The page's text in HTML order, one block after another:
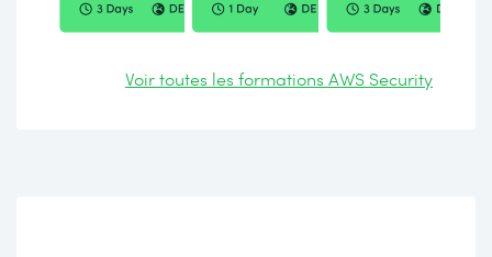
Voir toutes les formations AWS Security